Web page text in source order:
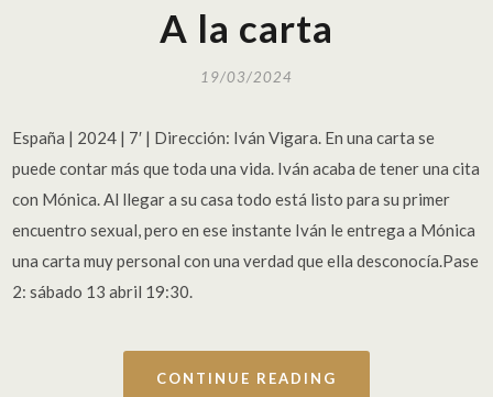
A la carta
19/03/2024
España | 2024 | 7′ | Dirección: Iván Vigara. En una carta se
puede contar más que toda una vida. Iván acaba de tener una cita
con Mónica. Al llegar a su casa todo está listo para su primer
encuentro sexual, pero en ese instante Iván le entrega a Mónica
una carta muy personal con una verdad que ella desconocía.Pase
2: sábado 13 abril 19:30.
CONTINUE READING